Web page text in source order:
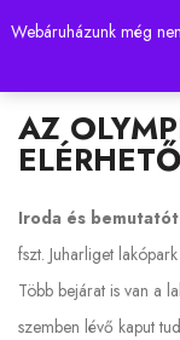
Webáruházunk még
AZ
Iroda és
fszt. Juharliget lakópark
Több bejárat is van a
szemben lévő kaput